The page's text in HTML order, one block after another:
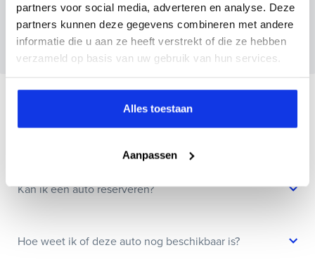
partners voor social media, adverteren en analyse. Deze
partners kunnen deze gegevens combineren met andere
informatie die u aan ze heeft verstrekt of die ze hebben
verzameld op basis van uw gebruik van hun services.
Alles toestaan
Aanpassen
Wanneer je foto’s meestuurt ontvang je op
maandag tot en met vrijdag binnen enkele uren
een voorstel.
Veelgestelde vragen
Kan ik een auto reserveren?
Hoe weet ik of deze auto nog beschikbaar is?